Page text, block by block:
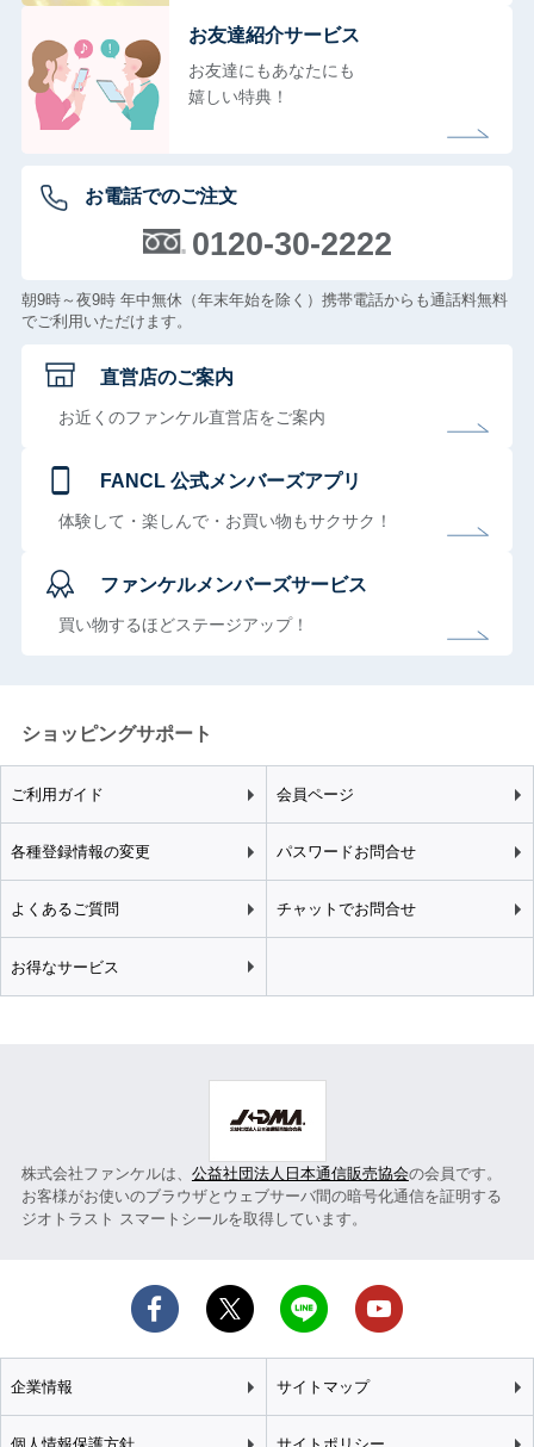
お友達紹介サービス
お友達にもあなたにも
嬉しい特典！
お電話でのご注文
0120-30-2222
朝9時～夜9時 年中無休（年末年始を除く）携帯電話からも通話料無料
でご利用いただけます。
直営店のご案内
お近くのファンケル直営店をご案内
FANCL 公式メンバーズアプリ
体験して・楽しんで・お買い物もサクサク！
ファンケルメンバーズサービス
買い物するほどステージアップ！
ショッピングサポート
ご利用ガイド 会員ページ
各種登録情報の変更 パスワードお問合せ
よくあるご質問 チャットでお問合せ
お得なサービス
株式会社ファンケルは、 公益社団法人日本通信販売協会の会員です。
お客様がお使いのブラウザとウェブサーバ間の暗号化通信を証明する
ジオトラスト スマートシールを取得しています。
企業情報 サイトマップ